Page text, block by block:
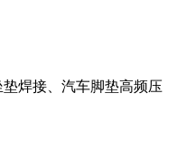
焊接、汽车脚垫高频压